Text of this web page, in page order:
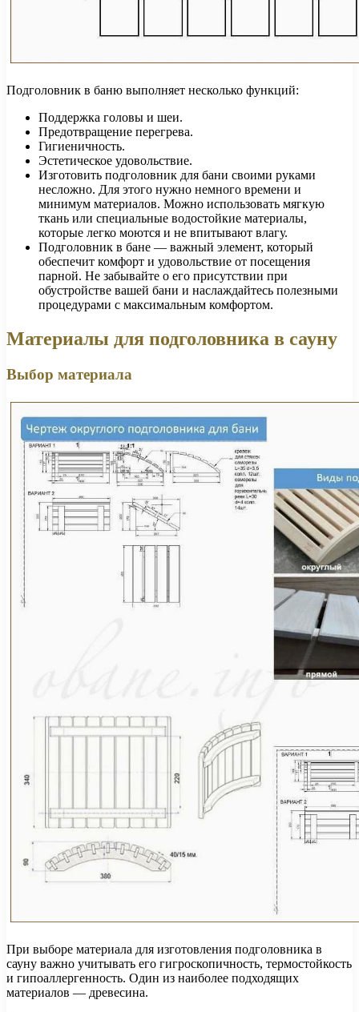
Подголовник в баню выполняет несколько функций:
Поддержка головы и шеи.
Предотвращение перегрева.
Гигиеничность.
Эстетическое удовольствие.
Изготовить подголовник для бани своими руками
несложно. Для этого нужно немного времени и
минимум материалов. Можно использовать мягкую
ткань или специальные водостойкие материалы,
которые легко моются и не впитывают влагу.
Подголовник в бане — важный элемент, который
обеспечит комфорт и удовольствие от посещения
парной. Не забывайте о его присутствии при
обустройстве вашей бани и наслаждайтесь полезными
процедурами с максимальным комфортом.
Материалы для подголовника в сауну
Выбор материала
При выборе материала для изготовления подголовника в
сауну важно учитывать его гигроскопичность, термостойкость
и гипоаллергенность. Один из наиболее подходящих
материалов — древесина.